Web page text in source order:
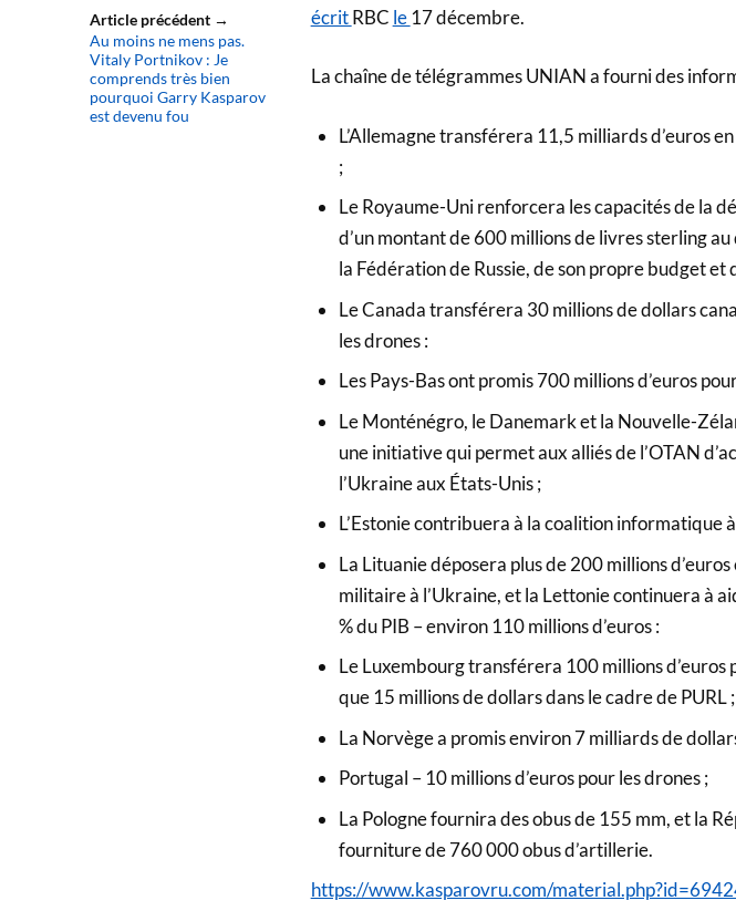
Article précédent →
Au moins ne mens pas.
Vitaly Portnikov : Je
comprends très bien
pourquoi Garry Kasparov
est devenu fou
écritRBC le 17 décembre.
La chaîne de télégrammes UNIAN a fourni des
L’Allemagne transférera 11,5 milliards d’euros
;
Le Royaume-Uni renforcera les capacités de la
d’un montant de 600 millions de livres sterling
la Fédération de Russie, de son propre budget et
Le Canada transférera 30 millions de dollars
les drones :
Les Pays-Bas ont promis 700 millions d’euros
Le Monténégro, le Danemark et la Nouvelle-
une initiative qui permet aux alliés de l’OTAN
l’Ukraine aux États-Unis ;
L’Estonie contribuera à la coalition informatique
La Lituanie déposera plus de 200 millions
militaire à l’Ukraine, et la Lettonie continuera à
% du PIB – environ 110 millions d’euros :
Le Luxembourg transférera 100 millions d’euros
que 15 millions de dollars dans le cadre de PURL ;
La Norvège a promis environ 7 milliards de
Portugal – 10 millions d’euros pour les drones ;
La Pologne fournira des obus de 155 mm, et la
fourniture de 760 000 obus d’artillerie.
https://www.kasparovru.com/